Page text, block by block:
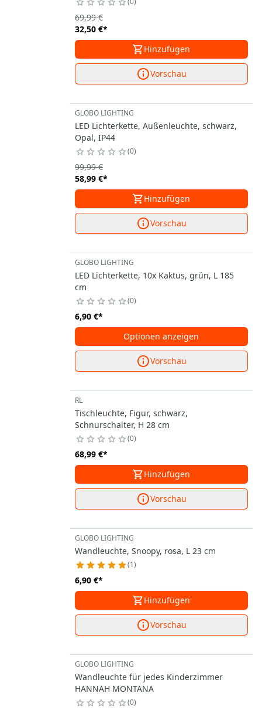
32,50 €*
69,99 €
Hinzufügen
Vorschau
GLOBO LIGHTING
LED Lichterkette, Außenleuchte, schwarz,
Opal, IP44
0
58,99 €*
99,99 €
Hinzufügen
Vorschau
GLOBO LIGHTING
LED Lichterkette, 10x Kaktus, grün, L 185
cm
0
6,90 €*
Optionen anzeigen
Vorschau
RL
Tischleuchte, Figur, schwarz,
Schnurschalter, H 28 cm
0
68,99 €*
Hinzufügen
Vorschau
GLOBO LIGHTING
Wandleuchte, Snoopy, rosa, L 23 cm
1
6,90 €*
Hinzufügen
Vorschau
GLOBO LIGHTING
Wandleuchte für jedes Kinderzimmer
HANNAH MONTANA
0